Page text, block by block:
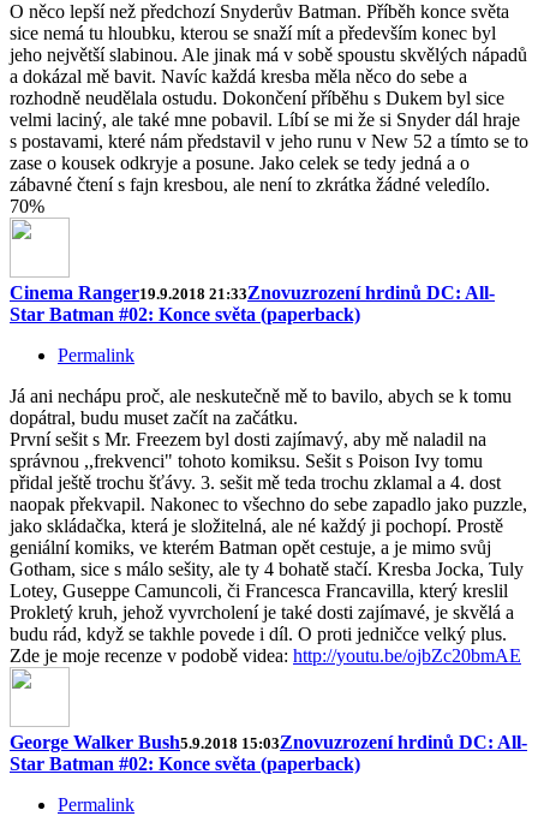
O něco lepší než předchozí Snyderův Batman. Příběh konce světa
sice nemá tu hloubku, kterou se snaží mít a především konec byl
jeho největší slabinou. Ale jinak má v sobě spoustu skvělých nápadů
a dokázal mě bavit. Navíc každá kresba měla něco do sebe a
rozhodně neudělala ostudu. Dokončení příběhu s Dukem byl sice
velmi laciný, ale také mne pobavil. Líbí se mi že si Snyder dál hraje
s postavami, které nám představil v jeho runu v New 52 a tímto se to
zase o kousek odkryje a posune. Jako celek se tedy jedná a o
zábavné čtení s fajn kresbou, ale není to zkrátka žádné veledílo.
70%
Cinema Ranger19.9.2018 21:33Znovuzrození hrdinů DC: All-
Star Batman #02: Konce světa (paperback)
Permalink
Já ani nechápu proč, ale neskutečně mě to bavilo, abych se k tomu
dopátral, budu muset začít na začátku.
První sešit s Mr. Freezem byl dosti zajímavý, aby mě naladil na
správnou ,,frekvenci" tohoto komiksu. Sešit s Poison Ivy tomu
přidal ještě trochu šťávy. 3. sešit mě teda trochu zklamal a 4. dost
naopak překvapil. Nakonec to všechno do sebe zapadlo jako puzzle,
jako skládačka, která je složitelná, ale né každý ji pochopí. Prostě
geniální komiks, ve kterém Batman opět cestuje, a je mimo svůj
Gotham, sice s málo sešity, ale ty 4 bohatě stačí. Kresba Jocka, Tuly
Lotey, Guseppe Camuncoli, či Francesca Francavilla, který kreslil
Prokletý kruh, jehož vyvrcholení je také dosti zajímavé, je skvělá a
budu rád, když se takhle povede i díl. O proti jedničce velký plus.
Zde je moje recenze v podobě videa: http://youtu.be/ojbZc20bmAE
George Walker Bush5.9.2018 15:03Znovuzrození hrdinů DC: All-
Star Batman #02: Konce světa (paperback)
Permalink